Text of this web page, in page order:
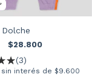
$28.800
(3)
interés de $9.600